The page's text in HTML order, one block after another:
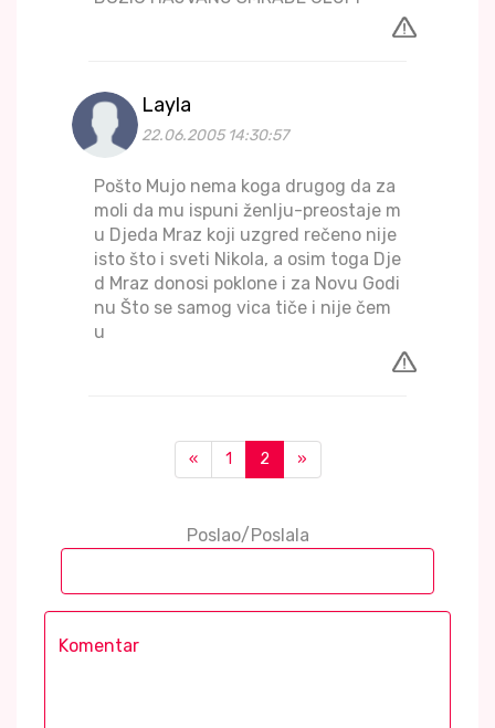
Layla
22.06.2005 14:30:57
Pošto Mujo nema koga drugog da za
moli da mu ispuni ženlju-preostaje m
u Djeda Mraz koji uzgred rečeno nije
isto što i sveti Nikola, a osim toga Dje
d Mraz donosi poklone i za Novu Godi
nu Što se samog vica tiče i nije čem
u
« 1 2 »
Poslao/Poslala